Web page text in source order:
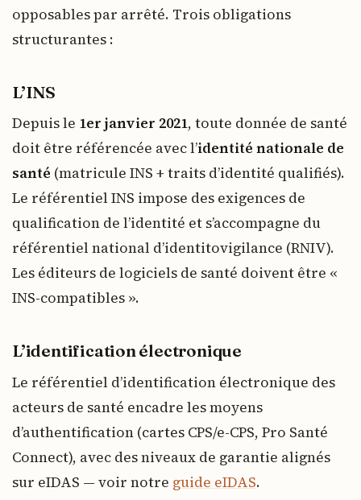
opposables par arrêté. Trois obligations
structurantes :
L’INS
Depuis le 1er janvier 2021, toute donnée de santé
doit être référencée avec l’identité nationale de
santé (matricule INS + traits d’identité qualifiés).
Le référentiel INS impose des exigences de
qualification de l’identité et s’accompagne du
référentiel national d’identitovigilance (RNIV).
Les éditeurs de logiciels de santé doivent être «
INS-compatibles ».
L’identification électronique
Le référentiel d’identification électronique des
acteurs de santé encadre les moyens
d’authentification (cartes CPS/e-CPS, Pro Santé
Connect), avec des niveaux de garantie alignés
sur eIDAS — voir notre guide eIDAS.